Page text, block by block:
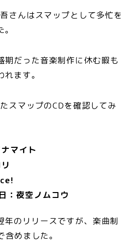
さんはスマップとして多忙を
期だった音楽制作に休む暇も
ます。
スマップのCDを確認してみ
マイト
：夜空ノムコウ
年のリリースですが、楽曲制
めました。